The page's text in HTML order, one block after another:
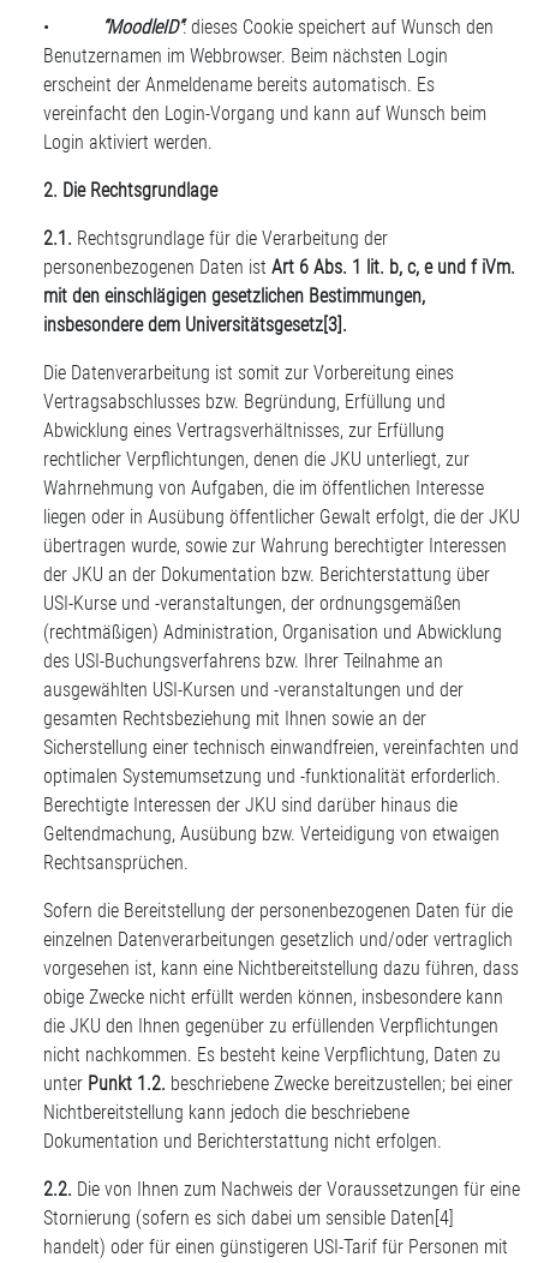
• “MoodleID“: dieses Cookie speichert auf Wunsch den
Benutzernamen im Webbrowser. Beim nächsten Login
erscheint der Anmeldename bereits automatisch. Es
vereinfacht den Login-Vorgang und kann auf Wunsch beim
Login aktiviert werden.
2. Die Rechtsgrundlage
2.1. Rechtsgrundlage für die Verarbeitung der
personenbezogenen Daten ist Art 6 Abs. 1 lit. b, c, e und f iVm.
mit den einschlägigen gesetzlichen Bestimmungen,
insbesondere dem Universitätsgesetz[3].
Die Datenverarbeitung ist somit zur Vorbereitung eines
Vertragsabschlusses bzw. Begründung, Erfüllung und
Abwicklung eines Vertragsverhältnisses, zur Erfüllung
rechtlicher Verpflichtungen, denen die JKU unterliegt, zur
Wahrnehmung von Aufgaben, die im öffentlichen Interesse
liegen oder in Ausübung öffentlicher Gewalt erfolgt, die der JKU
übertragen wurde, sowie zur Wahrung berechtigter Interessen
der JKU an der Dokumentation bzw. Berichterstattung über
USI-Kurse und -veranstaltungen, der ordnungsgemäßen
(rechtmäßigen) Administration, Organisation und Abwicklung
des USI-Buchungsverfahrens bzw. Ihrer Teilnahme an
ausgewählten USI-Kursen und -veranstaltungen und der
gesamten Rechtsbeziehung mit Ihnen sowie an der
Sicherstellung einer technisch einwandfreien, vereinfachten und
optimalen Systemumsetzung und -funktionalität erforderlich.
Berechtigte Interessen der JKU sind darüber hinaus die
Geltendmachung, Ausübung bzw. Verteidigung von etwaigen
Rechtsansprüchen.
Sofern die Bereitstellung der personenbezogenen Daten für die
einzelnen Datenverarbeitungen gesetzlich und/oder vertraglich
vorgesehen ist, kann eine Nichtbereitstellung dazu führen, dass
obige Zwecke nicht erfüllt werden können, insbesondere kann
die JKU den Ihnen gegenüber zu erfüllenden Verpflichtungen
nicht nachkommen. Es besteht keine Verpflichtung, Daten zu
unter Punkt 1.2. beschriebene Zwecke bereitzustellen; bei einer
Nichtbereitstellung kann jedoch die beschriebene
Dokumentation und Berichterstattung nicht erfolgen.
2.2. Die von Ihnen zum Nachweis der Voraussetzungen für eine
Stornierung (sofern es sich dabei um sensible Daten[4]
handelt) oder für einen günstigeren USI-Tarif für Personen mit